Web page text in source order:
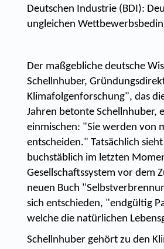
Deutschen Industrie (BDI):
ungleichen
Der maßgebliche deutsche
Schellnhuber,
Klimafolgenforschung", das
Jahren betonte Schellnhuber,
einmischen: "Sie werden von
entscheiden." Tatsächlich
buchstäblich im letzten
Gesellschaftssystem vor dem
neuen Buch
sich entschieden, "endgültig
welche die natürlichen
Schellnhuber gehört zu den